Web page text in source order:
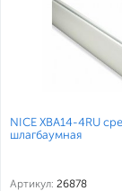
NICE XBA14-4RU
шлагбаумная
Артикул: 26878